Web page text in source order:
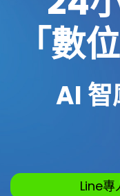
「數
AI 智
Line